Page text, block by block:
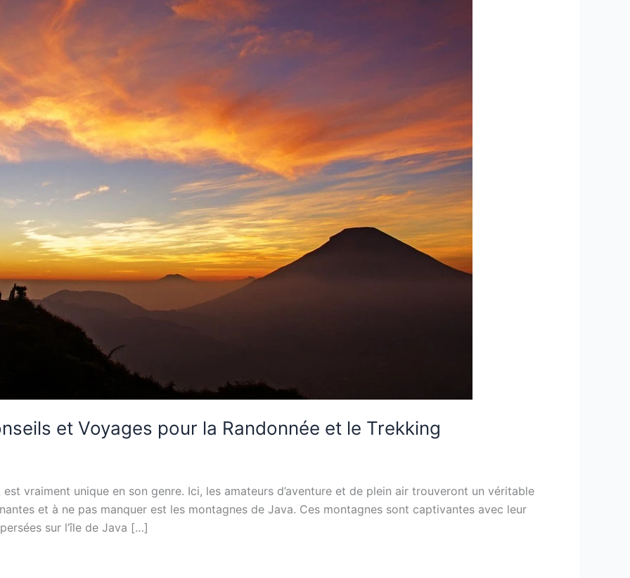
et Voyages pour la Randonnée et le Trekking
vraiment unique en son genre. Ici, les amateurs d’aventure et de plein air trouveront un véritable
et à ne pas manquer est les montagnes de Java. Ces montagnes sont captivantes avec leur
sur l’île de Java […]